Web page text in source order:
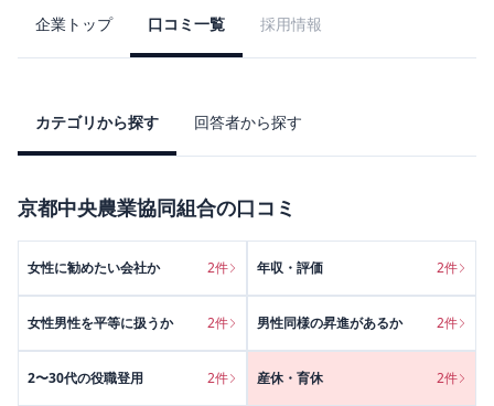
企業トップ 口コミ一覧 採用情報
カテゴリから探す 回答者から探す
京都中央農業協同組合の口コミ
女性に勧めたい会社か 2件 年収・評価 2件
女性男性を平等に扱うか 2件 男性同様の昇進があるか 2件
2〜30代の役職登用 2件 産休・育休 2件